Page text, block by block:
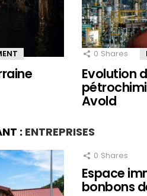
0 Shares
Evolution
Avold
: ENTREPRISES
0 Shares
Espace
bonbons